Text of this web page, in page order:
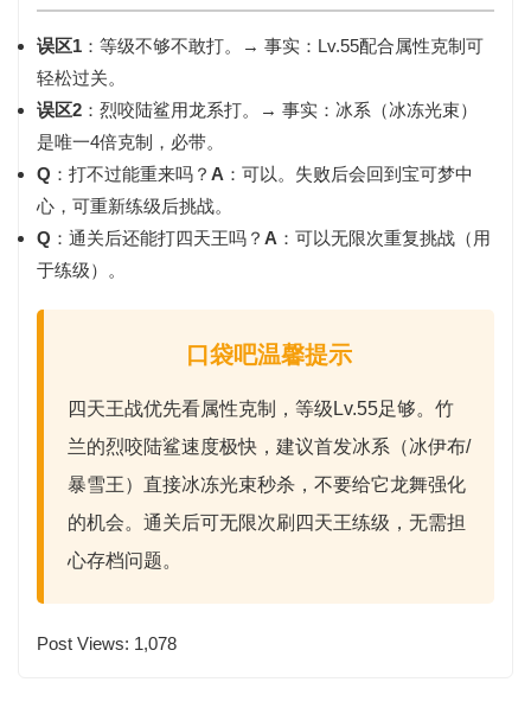
误区1 ：等级不够不敢打。→ 事实：Lv.55配合属性克制可
轻松过关。
误区2 ：烈咬陆鲨用龙系打。→ 事实：冰系（冰冻光束）
是唯一4倍克制，必带。
Q ：打不过能重来吗？ A ：可以。失败后会回到宝可梦中
心，可重新练级后挑战。
Q ：通关后还能打四天王吗？ A ：可以无限次重复挑战（用
于练级）。
口袋吧温馨提示
四天王战优先看属性克制，等级Lv.55足够。竹
兰的烈咬陆鲨速度极快，建议首发冰系（冰伊布/
暴雪王）直接冰冻光束秒杀，不要给它龙舞强化
的机会。通关后可无限次刷四天王练级，无需担
心存档问题。
Post Views: 1,078